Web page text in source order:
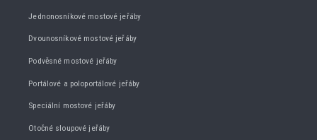
Jednonosníkové mostové jeřáby
Dvounosníkové mostové jeřáby
Podvěsné mostové jeřáby
Portálové a poloportálové jeřáby
Speciální mostové jeřáby
Otočné sloupové jeřáby